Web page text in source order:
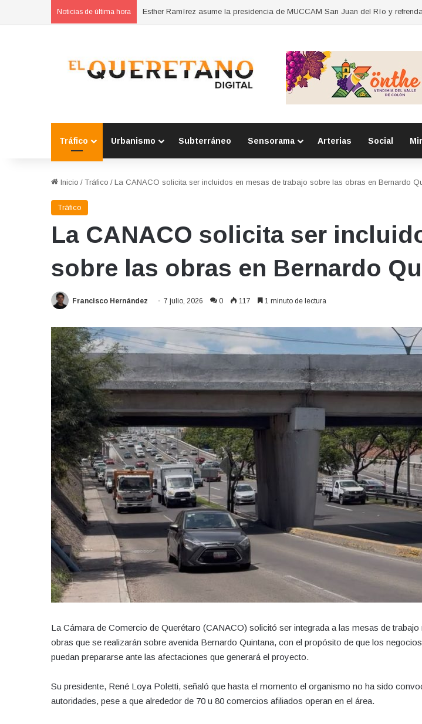
Noticias de última hora
Tráfico Urbanismo Subterráneo Sensorama Arterias Social
Inicio / Tráfico / La CANACO solicita ser incluidos en mesas de trabajo sobre las obras en Bernardo
Tráfico
La CANACO solicita ser
sobre las obras en Bernardo
Francisco Hernández 7 julio, 2026 0 117 1 minuto de lectura
La Cámara de Comercio de Querétaro (CANACO) solicitó ser integrada a las mesas de
obras que se realizarán sobre avenida Bernardo Quintana, con el propósito de que los
puedan prepararse ante las afectaciones que generará el proyecto.
Su presidente, René Loya Poletti, señaló que hasta el momento el organismo no ha sido
autoridades, pese a que alrededor de 70 u 80 comercios afiliados operan en el área.